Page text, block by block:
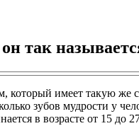
так
который имеет такую же
зубов мудрости у
в возрасте от 15 до